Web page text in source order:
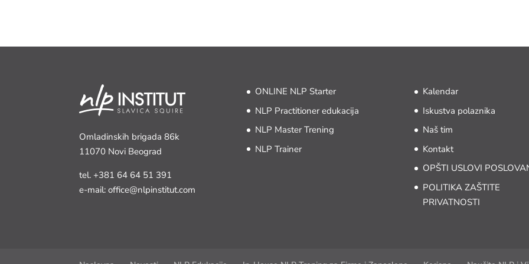
Omladinskih brigada 86k
11070 Novi Beograd
tel. +381 64 64 51 391
e-mail: office@nlpinstitut.com
ONLINE NLP Starter
NLP Practitioner edukacija
NLP Master Trening
NLP Trainer
Kalendar
Iskustva polaznika
Naš tim
Kontakt
OPŠTI USLOVI
POLITIKA ZAŠTITE
PRIVATNOSTI